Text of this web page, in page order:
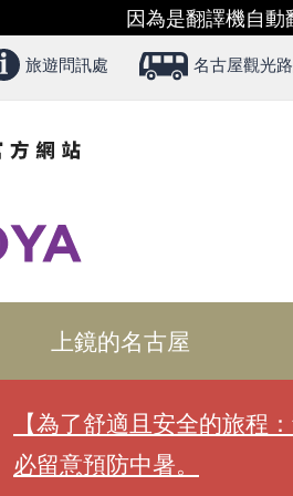
因為是翻譯機自動
旅遊問訊處 名古屋觀光
上鏡的名古屋
【為了舒適且安全的旅程
必留意預防中暑。